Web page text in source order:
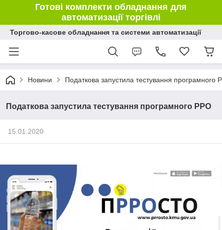
Готові комплекти обладнання для
автоматизації торгівлі
Торгово-касове обладнання та системи автоматизації
Новини Податкова запустила тестування програмного
Податкова запустила тестування програмного РРО
15.01.2020